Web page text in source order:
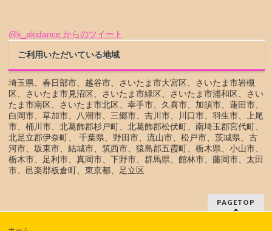
@k_akidance からのツイート
ご利用いただいている地域
埼玉県、春日部市、越谷市、さいたま市大宮区、さいたま市岩槻
区、さいたま市見沼区、さいたま市緑区、さいたま市浦和区、さい
たま市南区、さいたま市北区、幸手市、久喜市、加須市、蓮田市、
白岡市、草加市、八潮市、三郷市、吉川市、川口市、羽生市、上尾
市、桶川市、北葛飾郡杉戸町、北葛飾郡松伏町、南埼玉郡宮代町、
北足立郡伊奈町、 千葉県、野田市、流山市、松戸市、茨城県、古
河市、坂東市、結城市、筑西市、猿島郡五霞町、栃木県、小山市、
栃木市、足利市、真岡市、下野市、群馬県、館林市、藤岡市、太田
市、邑楽郡板倉町、東京都、足立区
PAGETOP